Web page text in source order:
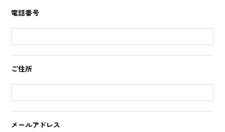
電話番号
ご住所
メールアドレス